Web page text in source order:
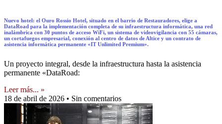
Nuevo hotel: el Ouro Rossio Hotel, situado en el barrio de Restauradores, elige a
DataRoad para la implementación completa de su infraestructura informática, una red
inalámbrica con 30 puntos de acceso WiFi, un sistema de videovigilancia con 55 cámaras,
un cortafuegos empresarial, conexión al centro de datos de Altice y un contrato de
asistencia informática permanente «IT Unlimited Premium».
Un proyecto integral, desde la infraestructura hasta la asistencia
permanente «DataRoad:
Leer más... »
18 de abril de 2026
Sin comentarios